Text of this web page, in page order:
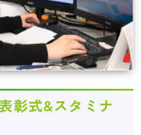
彰式&スタミナ